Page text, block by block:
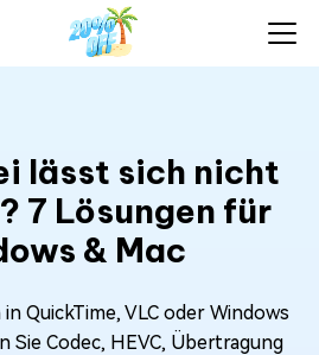
lässt sich nicht
7 Lösungen für
& Mac
QuickTime, VLC oder Windows
Codec, HEVC, Übertragung